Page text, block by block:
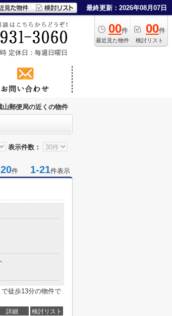
最終更新：2026年08月07日
00件
最近見た物件
00件
検討リスト
定休日：毎週日曜日
山郵便局の近くの物件
表示件数：
20件 1-21件表示
徒歩13分の物件で
詳細
検討リスト